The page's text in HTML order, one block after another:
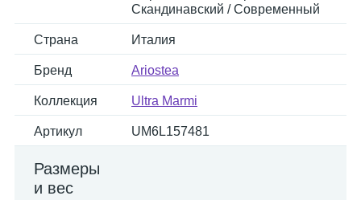
Скандинавский / Современный
Страна Италия
Бренд Ariostea
Коллекция Ultra Marmi
Артикул UM6L157481
Размеры
и вес